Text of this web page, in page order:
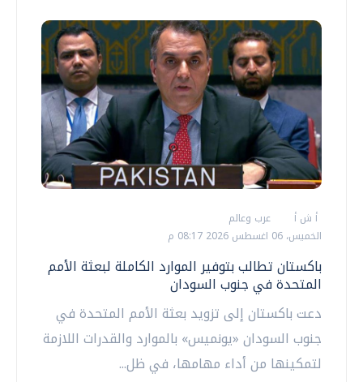
أ ش أ
عرب وعالم
الخميس، 06 اغسطس 2026 08:17 م
باكستان تطالب بتوفير الموارد الكاملة لبعثة الأمم
المتحدة في جنوب السودان
دعت باكستان إلى تزويد بعثة الأمم المتحدة في
جنوب السودان «يونميس» بالموارد والقدرات اللازمة
لتمكينها من أداء مهامها، في ظل...